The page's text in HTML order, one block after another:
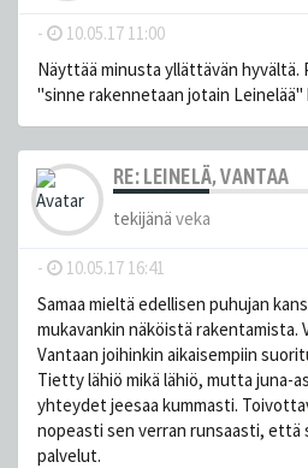
- 10.05.17 11:00
Näyttää minusta yllättävän hyvältä.
"sinne rakennetaan jotain Leinelää"
RE: LEINELÄ, VANTAA
tekijänä veka
- 10.05.17 16:41
Samaa mieltä edellisen puhujan
mukavankin näköistä rakentamista.
Vantaan joihinkin aikaisempiin
Tietty lähiö mikä lähiö, mutta juna-
yhteydet jeesaa kummasti.
nopeasti sen verran runsaasti,
palvelut.